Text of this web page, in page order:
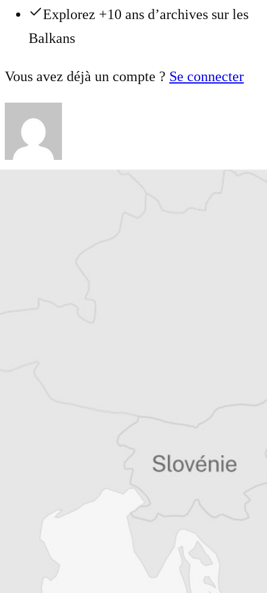
Explorez +10 ans d’archives sur les
Balkans
Vous avez déjà un compte ? Se connecter